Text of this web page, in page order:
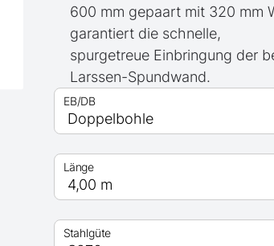
600 mm gepaart mit 320 mm
garantiert die schnelle,
spurgetreue Einbringung der
Larssen-Spundwand.
EB/DB
Länge
Stahlgüte